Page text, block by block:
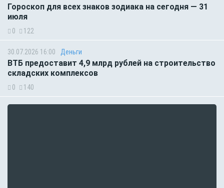
Гороскоп для всех знаков зодиака на сегодня — 31
июля
0 122
30.07.2026 16:00 Деньги
ВТБ предоставит 4,9 млрд рублей на строительство
складских комплексов
0 140